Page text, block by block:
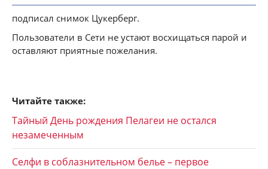
подписал снимок Цукерберг.
Пользователи в Сети не устают восхищаться парой и
оставляют приятные пожелания.
Читайте также:
Тайный День рождения Пелагеи не остался
незамеченным
Селфи в соблазнительном белье – первое